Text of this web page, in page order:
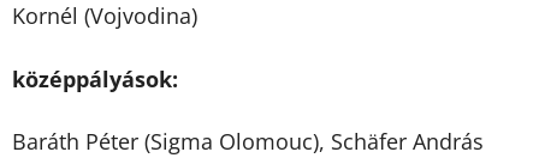
Kornél (Vojvodina)
középpályások:
Baráth Péter (Sigma Olomouc), Schäfer András